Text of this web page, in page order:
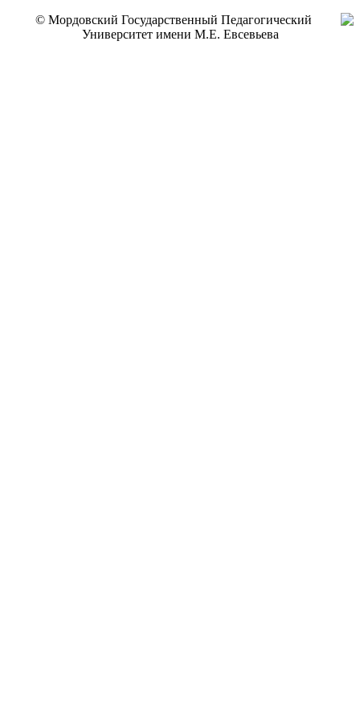
© Мордовский Государственный Педагогический
Университет имени М.Е. Евсевьева